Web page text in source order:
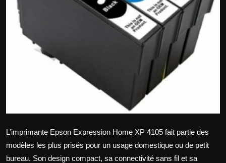
L’imprimante Epson Expression Home XP 4105 fait partie des
modèles les plus prisés pour un usage domestique ou de petit
bureau. Son design compact, sa connectivité sans fil et sa